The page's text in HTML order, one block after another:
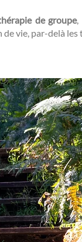
de groupe,
de vie, par-delà les